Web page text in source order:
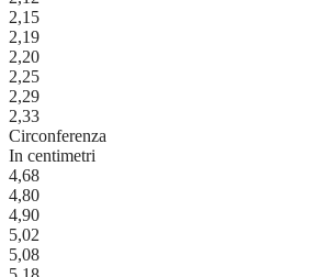
2,15
2,19
2,20
2,25
2,29
2,33
Circonferenza
In centimetri
4,68
4,80
4,90
5,02
5,08